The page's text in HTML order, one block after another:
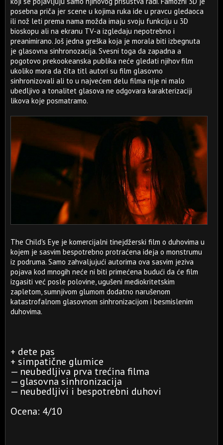
posebna priča jer scene u kojima ruka ide u pravcu gledaoca
ili nož leti prema nama možda imaju svoju funkciju u 3D
bioskopu ali na ekranu TV-a izgledaju nepotrebno i
preanimirano. Još jedna greška koja je morala biti izbegnuta
je glasovna sinhronozacija. Svesni toga da zapadna a
pogotovo prekookeanska publika neće gledati njihov film
ukoliko mora da čita titl autori su film glasovno
sinhronizovali ali to u najvećem delu filma nije ni malo
ubedljivo a tonalitet glasova ne odgovara karakterizaciji
likova koje posmatramo.
The Child's Eye je komercijalni tinejdžerski film o duhovima u
kojem je sasvim bespotrebno protraćena ideja o monstrumu
iz podruma. Samo zahvaljujući autorima ova sasvim jeziva
pojava kod mnogih neće ni biti primećena budući da će film
izgasiti već posle polovine, ugušeni mediokritetskim
zapletom, sumnjivom glumom dodatno narušenom
katastrofalnom glasovnom sinhronizacijom i besmislenim
duhovima.
+ dete pas
+ simpatične glumice
— neubedljiva prva trećina filma
— glasovna sinhronizacija
— neubedljivi i bespotrebni duhovi
Ocena: 4/10